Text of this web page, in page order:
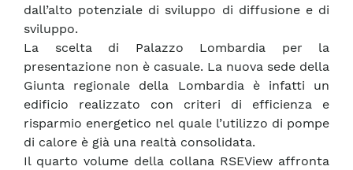
dall’alto potenziale di sviluppo di diffusione e di
sviluppo.
La scelta di Palazzo Lombardia per la
presentazione non è casuale. La nuova sede della
Giunta regionale della Lombardia è infatti un
edificio realizzato con criteri di efficienza e
risparmio energetico nel quale l’utilizzo di pompe
di calore è già una realtà consolidata.
Il quarto volume della collana RSEView affronta